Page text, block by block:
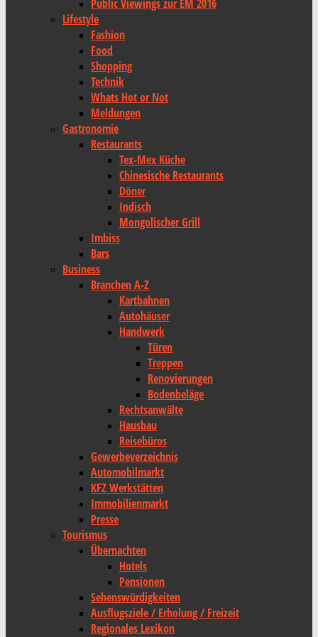
Public Viewings zur EM 2016
Lifestyle
Fashion
Food
Shopping
Technik
Whats Hot or Not
Meldungen
Gastronomie
Restaurants
Tex-Mex Küche
Chinesische Restaurants
Döner
Indisch
Mongolischer Grill
Imbiss
Bars
Business
Branchen A-Z
Kartbahnen
Autohäuser
Handwerk
Türen
Treppen
Renovierungen
Bodenbeläge
Rechtsanwälte
Hausbau
Reisebüros
Gewerbeverzeichnis
Automobilmarkt
KFZ Werkstätten
Immobilienmarkt
Presse
Tourismus
Übernachten
Hotels
Pensionen
Sehenswürdigkeiten
Ausflugsziele / Erholung / Freizeit
Regionales Lexikon